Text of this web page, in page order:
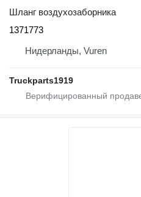
Шланг воздухозаборника
1371773
Нидерланды, Vuren
Truckparts1919